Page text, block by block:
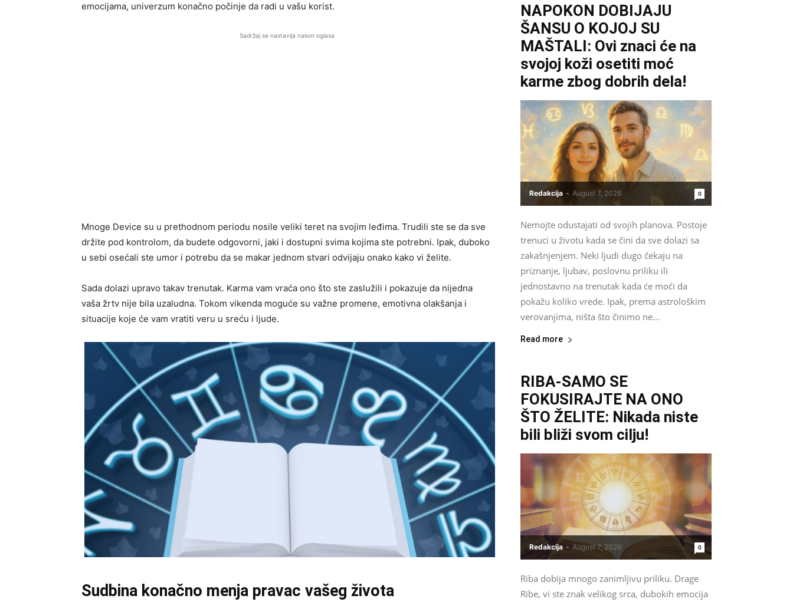
emocijama, univerzum konačno počinje da radi u vašu korist.
Sadržaj se nastavlja nakon oglasa
Mnoge Device su u prethodnom periodu nosile veliki teret na svojim leđima. Trudili ste se da sve
držite pod kontrolom, da budete odgovorni, jaki i dostupni svima kojima ste potrebni. Ipak, duboko
u sebi osećali ste umor i potrebu da se makar jednom stvari odvijaju onako kako vi želite.
Sada dolazi upravo takav trenutak. Karma vam vraća ono što ste zaslužili i pokazuje da nijedna
vaša žrtv nije bila uzaludna. Tokom vikenda moguće su važne promene, emotivna olakšanja i
situacije koje će vam vratiti veru u sreću i ljude.
Sudbina konačno menja pravac vašeg života
NAPOKON DOBIJAJU
ŠANSU O KOJOJ SU
MAŠTALI: Ovi znaci će na
svojoj koži osetiti moć
karme zbog dobrih dela!
Redakcija - August 7, 2026 0
Nemojte odustajati od svojih planova. Postoje
trenuci u životu kada se čini da sve dolazi sa
zakašnjenjem. Neki ljudi dugo čekaju na
priznanje, ljubav, poslovnu priliku ili
jednostavno na trenutak kada će moći da
pokažu koliko vrede. Ipak, prema astrološkim
verovanjima, ništa što činimo ne...
Read more
RIBA-SAMO SE
FOKUSIRAJTE NA ONO
ŠTO ŽELITE: Nikada niste
bili bliži svom cilju!
Redakcija - August 7, 2026 0
Riba dobija mnogo zanimljivu priliku. Drage
Ribe, vi ste znak velikog srca, dubokih emocija